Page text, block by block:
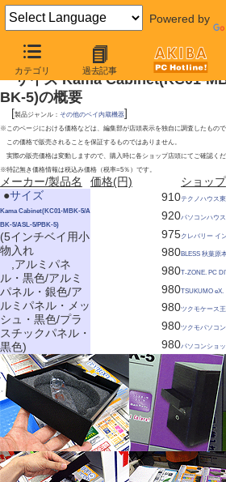
Powered by
カテゴリ 過去記事
2009年9月12日号
サイズ Kama Cabinet(KC01-
BK-5)の概要
[製品ジャンル： その他のベイ内蔵機器]
※このページにおける価格などは、編集部が店頭表示を独自に調査したもので
この価格で販売されることを保証するものではありません。
実際の販売価格は変動しますので、購入時に各ショップ店頭にてご確認くだ
※特記無き価格情報は税込み価格（税率=5％）です。
メーカー/製品名 価格(円) ショップ
●サイズ
Kama Cabinet(KC01-MBK-5/A
BK-5/ASL-5/PBK-5)
(5インチベイ用小
物入れ
,アルミパネ
ル・黒色/アルミ
パネル・銀色/ア
ルミパネル・メッ
シュ・黒色/プラ
スチックパネル・
黒色)
910テクノハウス
920パソコンハウ
975クレバリー イ
980BLESS 秋葉原
980T-ZONE. PC
980TSUKUMO eX.
980ツクモケース
980ツクモパソコン
980パソコンショ